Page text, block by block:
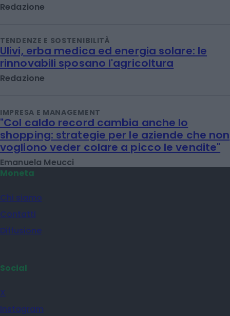
Redazione
TENDENZE E SOSTENIBILITÀ
Ulivi, erba medica ed energia solare: le
rinnovabili sposano l'agricoltura
Redazione
IMPRESA E MANAGEMENT
"Col caldo record cambia anche lo
shopping: strategie per le aziende che non
vogliono veder colare a picco le vendite"
Emanuela Meucci
Moneta
Chi siamo
Contatti
Diffusione
Social
X
Instagram